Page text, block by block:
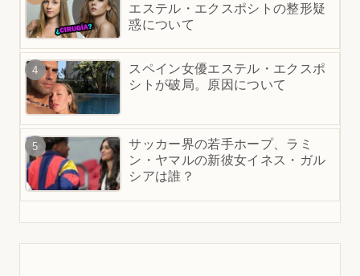
エステル・エクスポシトの整形疑
惑について
スペイン女優エステル・エクスポ
シトが破局。原因について
サッカー界の若手ホープ、ラミ
ン・ヤマルの新彼女イネス・ガル
シアは誰？